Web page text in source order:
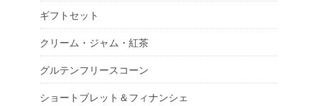
ギフトセット
クリーム・ジャム・紅茶
グルテンフリースコーン
ショートブレット＆フィナンシェ